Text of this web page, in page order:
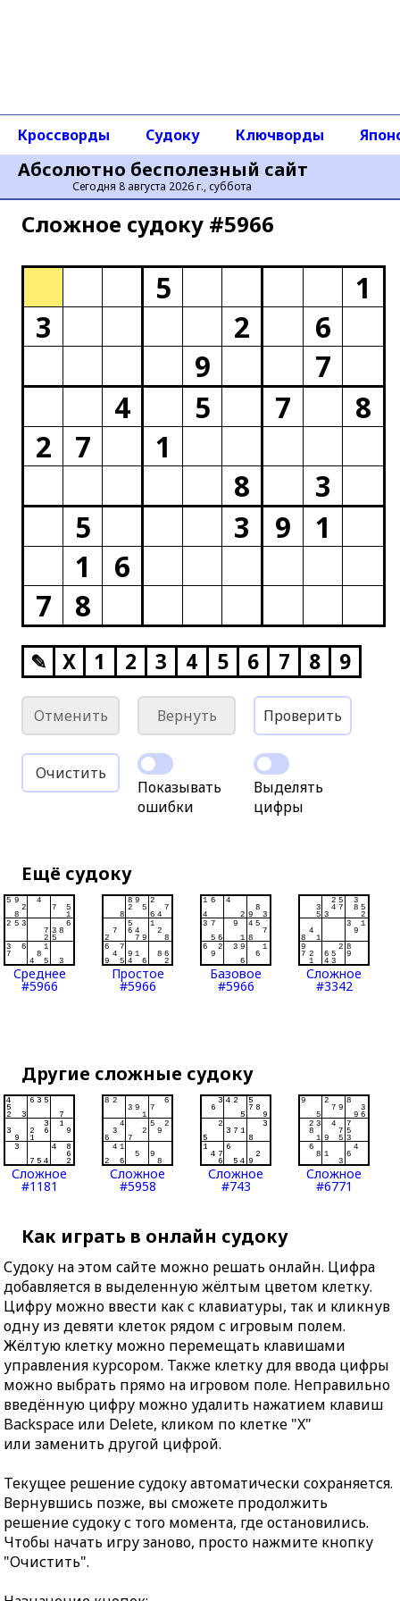
Абсолютно бесполезный сайт
Сегодня 8 августа 2026 г., суббота
Кроссворды Судоку Ключворды
Сложное cудоку #5966
5
1
3
2
6
9
7
4
5 7
8
2
7
1
8
3
5
3 9
1
1
6
7
8
✎ X 1 2 3 4 5 6 7 8 9
Отменить Вернуть Проверить
Очистить
Показывать
ошибки
Выделять
цифры
Ещё судоку
Среднее
#5966
Простое
#5966
Базовое
#5966
Сложное
#3342
Другие сложные судоку
Сложное
#1181
Сложное
#5958
Сложное
#743
Сложное
#6771
Как играть в онлайн судоку
Судоку на этом сайте можно решать онлайн. Цифра
добавляется в выделенную жёлтым цветом клетку.
Цифру можно ввести как с клавиатуры, так и кликнув
одну из девяти клеток рядом с игровым полем.
Жёлтую клетку можно перемещать клавишами
управления курсором. Также клетку для ввода цифры
можно выбрать прямо на игровом поле. Неправильно
введённую цифру можно удалить нажатием клавиш
Backspace или Delete, кликом по клетке "X"
или заменить другой цифрой.
Текущее решение судоку автоматически сохраняется.
Вернувшись позже, вы сможете продолжить
решение судоку с того момента, где остановились.
Чтобы начать игру заново, просто нажмите кнопку
"Очистить".